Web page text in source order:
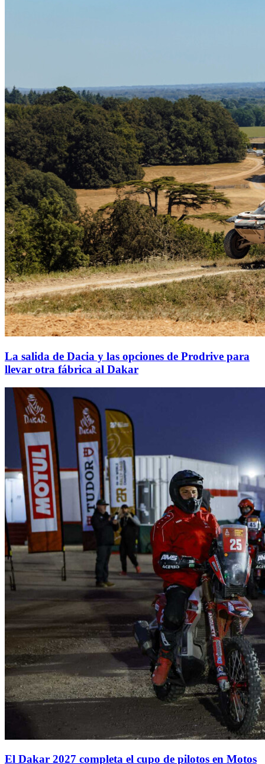
La salida de Dacia y las opciones de Prodrive para
llevar otra fábrica al Dakar
El Dakar 2027 completa el cupo de pilotos en Motos